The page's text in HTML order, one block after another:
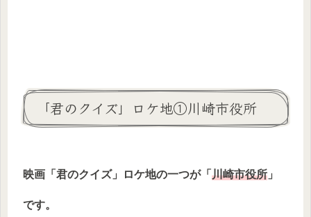
「君のクイズ」ロケ地①川崎市役所
映画「君のクイズ」ロケ地の一つが「 川崎市役所 」
です。